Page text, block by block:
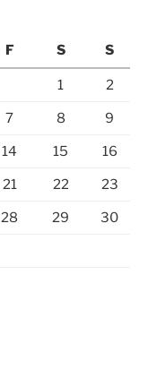
F S S
1 2
7 8 9
14 15 16
21 22 23
28 29 30